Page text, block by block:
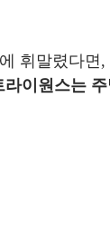
휘말렸다면
라이원스는